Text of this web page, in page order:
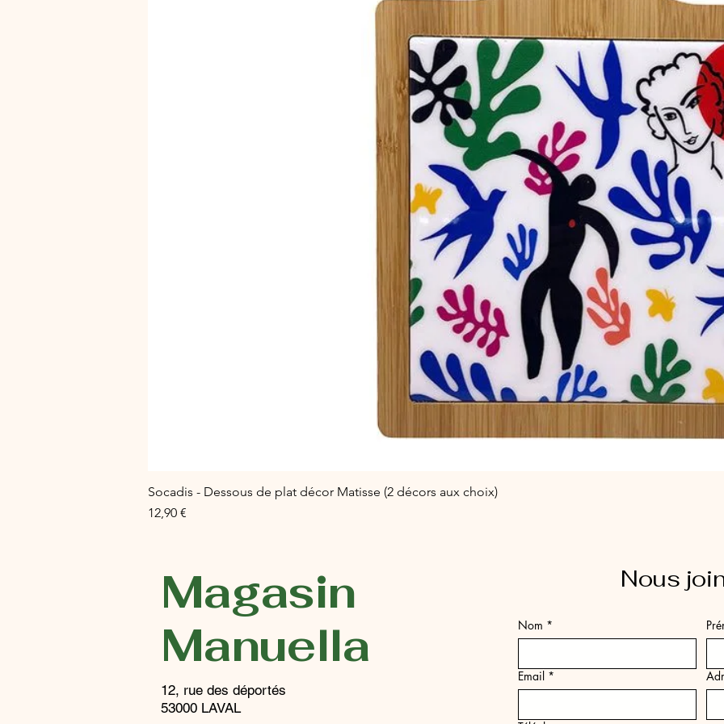
Socadis - Dessous de plat décor Matisse (2 décors aux choix)
Prix
12,90 €
Magasin
Manuella
12, rue des déportés
53000 LAVAL
Nous
Nom *
Email *